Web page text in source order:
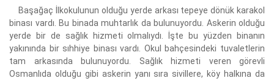
Başağaç İlkokulunun olduğu yerde arkası tepeye dönük karakol
binası vardı. Bu binada muhtarlık da bulunuyordu. Askerin olduğu
yerde bir de sağlık hizmeti olmalıydı. İşte bu yüzden binanın
yakınında bir sıhhiye binası vardı. Okul bahçesindeki tuvaletlerin
tam arkasında bulunuyordu. Sağlık hizmeti veren görevli
Osmanlıda olduğu gibi askerin yanı sıra sivillere, köy halkına da